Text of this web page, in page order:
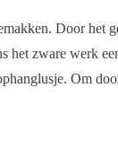
Door
zware werk
Om